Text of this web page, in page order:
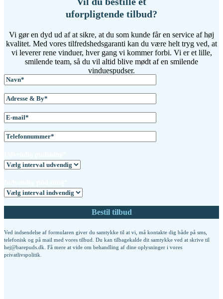
uforpligtende tilbud?
Vi gør en dyd ud af at sikre, at du som kunde får en service af høj
kvalitet. Med vores tilfredshedsgaranti kan du være helt tryg ved, at
vi leverer rene vinduer, hver gang vi kommer forbi. Vi er et lille,
smilende team, så du vil altid blive mødt af en smilende
vinduespudser.
Ved indsendelse af formularen giver du samtykke til at vi, må kontakte dig både på sms,
telefonisk og på mail med vores tilbud. Du kan tilbagekalde dit samtykke ved at skrive til
hej@barepuds.dk. Få mere at vide om behandling af dine oplysninger i vores
privatlivspolitik